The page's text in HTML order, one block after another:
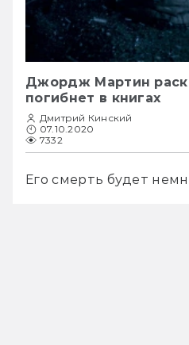
Джордж Мартин
погибнет в книгах
Дмитрий Кинский
07.10.2020
7332
Его смерть будет